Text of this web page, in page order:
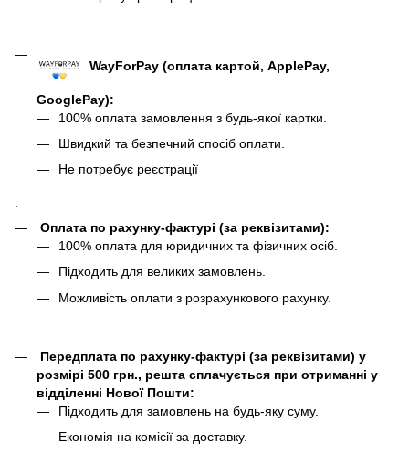
WayForPay (оплата картой, ApplePay,
GooglePay):
100% оплата замовлення з будь-якої картки.
Швидкий та безпечний спосіб оплати.
Не потребує реєстрації
Оплата по рахунку-фактурі (за реквізитами):
100% оплата для юридичних та фізичних осіб.
Підходить для великих замовлень.
Можливість оплати з розрахункового рахунку.
Передплата по рахунку-фактурі (за реквізитами) у
розмірі 500 грн., решта сплачується при отриманні у
відділенні Нової Пошти:
Підходить для замовлень на будь-яку суму.
Економія на комісії за доставку.